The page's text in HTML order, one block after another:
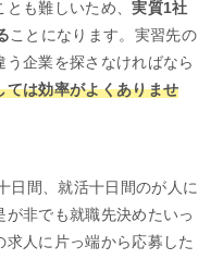
とも難しいため、実質1社
ことになります。実習先の
企業を探さなければなら
ては効率がよくありませ
日間、就活十日間のが人に
非でも就職先決めたいっ
人に片っ端から応募した